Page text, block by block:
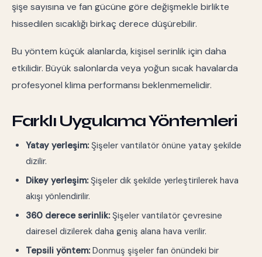
şişe sayısına ve fan gücüne göre değişmekle birlikte
hissedilen sıcaklığı birkaç derece düşürebilir.
Bu yöntem küçük alanlarda, kişisel serinlik için daha
etkilidir. Büyük salonlarda veya yoğun sıcak havalarda
profesyonel klima performansı beklenmemelidir.
Farklı Uygulama Yöntemleri
Yatay yerleşim: Şişeler vantilatör önüne yatay şekilde
dizilir.
Dikey yerleşim: Şişeler dik şekilde yerleştirilerek hava
akışı yönlendirilir.
360 derece serinlik: Şişeler vantilatör çevresine
dairesel dizilerek daha geniş alana hava verilir.
Tepsili yöntem: Donmuş şişeler fan önündeki bir